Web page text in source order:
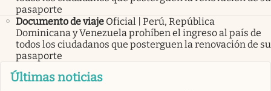
pasaporte
Documento de viaje Oficial | Perú, República
Dominicana y Venezuela prohíben el ingreso al país de
todos los ciudadanos que posterguen la renovación de su
pasaporte
Últimas noticias